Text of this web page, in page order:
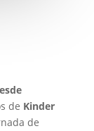
de Kinder
de